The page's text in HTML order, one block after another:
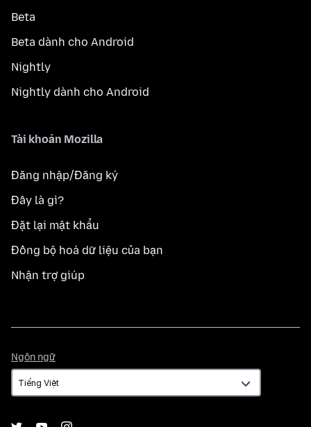
Beta
Beta dành cho Android
Nightly
Nightly dành cho Android
Tài khoản Mozilla
Đăng nhập/Đăng ký
Đây là gì?
Đặt lại mật khẩu
Đồng bộ hoá dữ liệu của bạn
Nhận trợ giúp
Ngôn ngữ
ngữ